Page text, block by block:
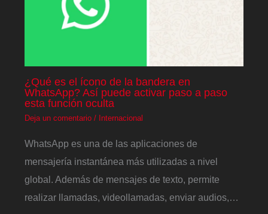
¿Qué es el ícono de la bandera en
WhatsApp? Así puede activar paso a paso
esta función oculta
Deja un comentario / Internacional
WhatsApp es una de las aplicaciones de
mensajería instantánea más utilizadas a nivel
global. Además de mensajes de texto, permite
realizar llamadas, videollamadas, enviar audios,…